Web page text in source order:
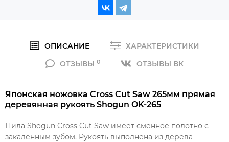
ОПИСАНИЕ
ХАРАКТЕРИСТИКИ
ОТЗЫВЫ0 ОТЗЫВЫ ВК
Японская ножовка Cross Cut Saw 265мм прямая
деревянная рукоять Shogun OK-265
Пила Shogun Cross Cut Saw имеет сменное полотно с
закаленным зубом. Рукоять выполнена из дерева